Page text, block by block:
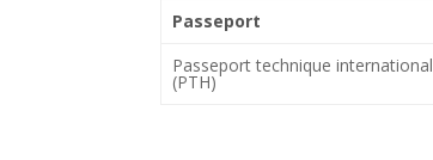
Passeport
Passeport technique international
(PTH)